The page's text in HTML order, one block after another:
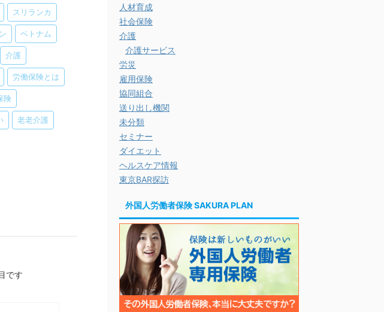
スリランカ
ベトナム
介護
労働保険とは
険
老老介護
です
人材育成
社会保険
介護
介護サービス
労災
雇用保険
協同組合
送り出し機関
未分類
セミナー
ダイエット
ヘルスケア情報
東京BAR探訪
外国人労働者保険 SAKURA PLAN